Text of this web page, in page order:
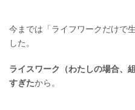
今までは「ライフワークだけで
した。
ライスワーク（わたしの場合、
すぎたから。